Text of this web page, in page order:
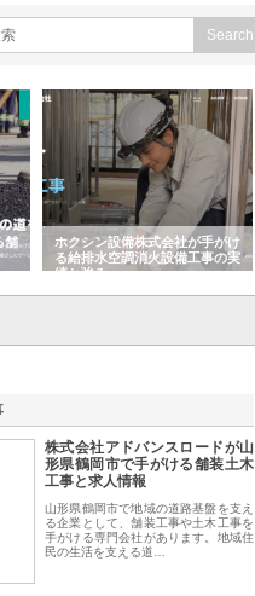
舗
ホクシン設備株式会社が手がけ
る給排水空調消火設備工事の実
績と強み
株式会社アドバンスロードが山
形県鶴岡市で手がける舗装土木
工事と求人情報
山形県鶴岡市で地域の道路基盤を支え
る企業として、舗装工事や土木工事を
手がける専門会社があります。地域住
民の生活を支える道…